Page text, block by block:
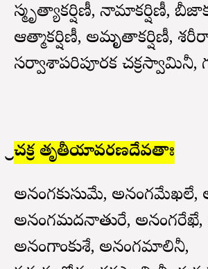
స్మృత్యాకర్షిణీ, నామాకర్షిణీ,
ఆత్మాకర్షిణీ, అమృతాకర్షిణీ,
సర్వాశాపరిపూరక చక్రస్వామినీ,
శ్రీచక్ర తృతీయావరణదేవతాః
అనంగకుసుమే, అనంగమేఖలే,
అనంగమదనాతురే, అనంగరేఖే,
అనంగాంకుశే, అనంగమాలినీ,